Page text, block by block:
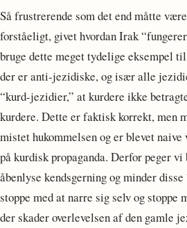
Så frustrerende som det end måtte
forståeligt, givet hvordan Irak
bruge dette meget tydelige eksempel
der er anti-jezidiske, og især alle
“kurd-jezidier,” at kurdere ikke
kurdere. Dette er faktisk korrekt, men
mistet hukommelsen og er blevet
på kurdisk propaganda. Derfor peger vi
åbenlyse kendsgerning og minder
stoppe med at narre sig selv og stoppe
der skader overlevelsen af den gamle